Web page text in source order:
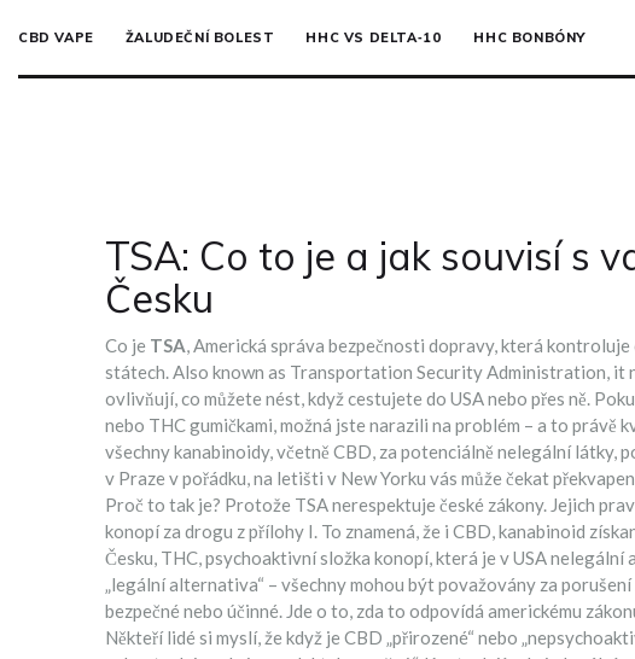
CBD VAPE ŽALUDEČNÍ BOLEST HHC VS DELTA‑10 HHC BONBÓNY
TSA: Co to je a jak souvisí s
Česku
Co je TSA,Americká správa bezpečnosti dopravy, která
státech. Also known as Transportation Security Administration, it
ovlivňují, co můžete nést, když cestujete do USA nebo přes ně.
nebo THC gumičkami, možná jste narazili na problém – a to právě
všechny kanabinoidy, včetně CBD, za potenciálně nelegální látky,
v Praze v pořádku, na letišti v New Yorku vás může čekat
Proč to tak je? Protože TSA nerespektuje české zákony. Jejich
konopí za drogu z přílohy I. To znamená, že i CBD,kanabinoid
Česku, THC,psychoaktivní složka konopí, která je v USA nelegálnía
„legální alternativa“ – všechny mohou být považovány za
bezpečné nebo účinné. Jde o to, zda to odpovídá americkému
Někteří lidé si myslí, že když je CBD „přirozené“ nebo